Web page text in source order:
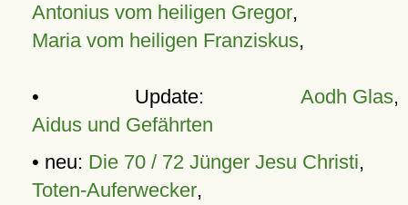
Antonius vom heiligen Gregor,
Maria vom heiligen Franziskus,
• Update: Aodh Glas,
Aidus und Gefährten
• neu: Die 70 / 72 Jünger Jesu Christi,
Toten-Auferwecker,